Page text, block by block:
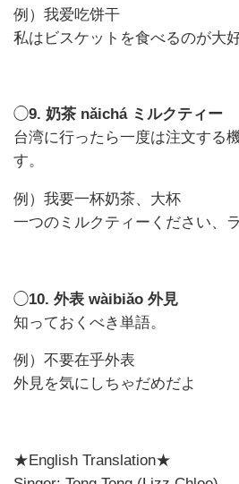
例）我爱吃饼干
私はビスケットを食べるのが大
◯9. 奶茶 nǎichá ミルクティー
台湾に行ったら一度は注文する
す。
例）我要一杯奶茶、大杯
一つのミルクティーください、
◯10. 外表 wàibiǎo 外見
知っておくべき単語。
例）不要在乎外表
外見を気にしちゃだめだよ
★English Translation★